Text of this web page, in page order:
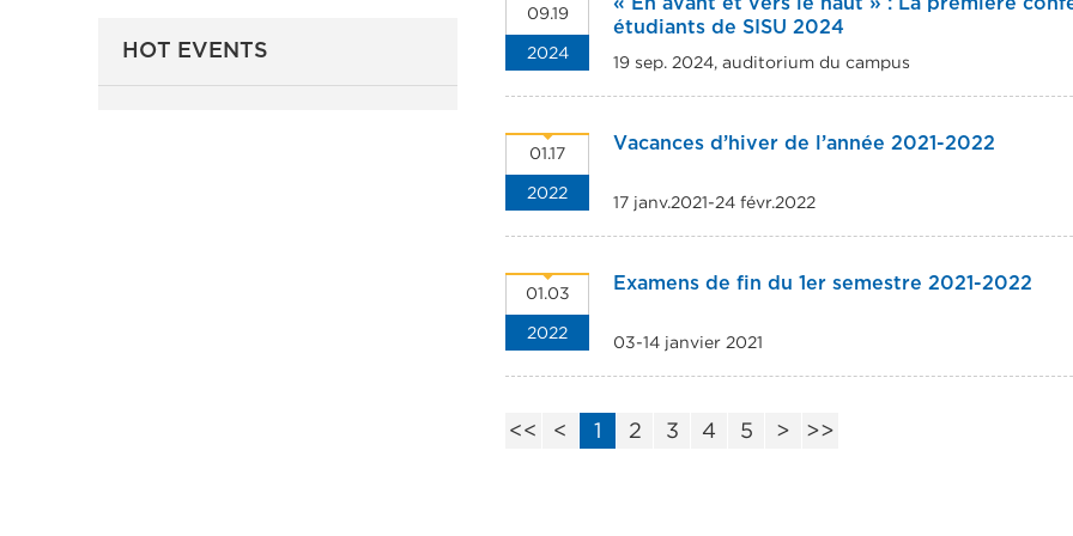
HOT EVENTS
09.19
2024
« En avant et vers le haut » : La première
étudiants de SISU 2024
19 sep. 2024, auditorium du campus
01.17
2022
Vacances d’hiver de l’année 2021-2022
17 janv.2021-24 févr.2022
01.03
2022
Examens de fin du 1er semestre 2021-2022
03-14 janvier 2021
<< < 1 2 3 4 5 > >>